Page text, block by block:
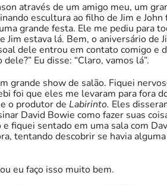
através de um amigo meu, um
escultura ao filho de Jim e John
grande festa. Ele me pediu para
Jim estava lá. Bem, o aniversário de
dele entrou em contato comigo e
Eu disse: “Claro, vamos lá”.
grande show de salão. Fiquei
foi que eles me levaram para fora
o produtor de Labirinto. Eles
David Bowie como fazer suas
fiquei sentado em uma sala com
tentando descobrir se havia
eu faço isso muito bem.